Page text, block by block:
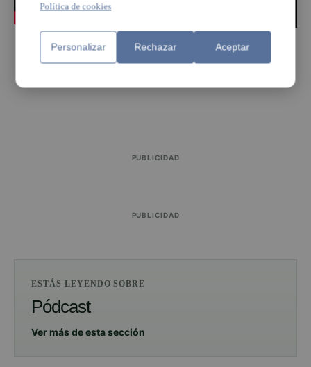
PUBLICIDAD
PUBLICIDAD
PUBLICIDAD
ESTÁS LEYENDO SOBRE
Pódcast
Ver más de esta sección
Política de cookies
Personalizar Rechazar Aceptar